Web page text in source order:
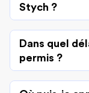
Stych ?
Dans quel
permis ?